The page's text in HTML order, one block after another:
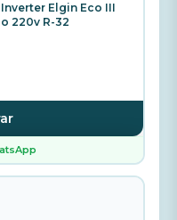
Elgin Eco III
220v R-32